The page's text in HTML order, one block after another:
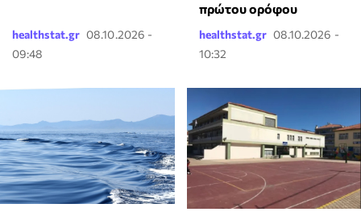
healthstat.gr 08.10.2026 -
09:48
πρώτου ορόφου
healthstat.gr 08.10.2026 -
10:32